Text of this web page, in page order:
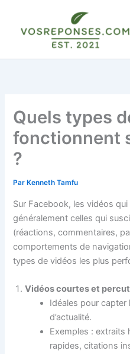
contenu
Quels types
fonctionnent
?
Par Kenneth Tamfu
Sur Facebook, les vidéos
généralement celles qui
(réactions, commentaires,
comportements de
types de vidéos les plus
Vidéos courtes et
Idéales pour capter
d’actualité.
Exemples : extraits
rapides, citations